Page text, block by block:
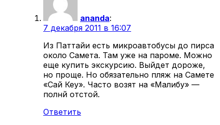
ananda:
7 декабря 2011 в 16:07
Из Паттайи есть микроавтобусы до пирса
около Самета. Там уже на пароме. Можно
еще купить экскурсию. Выйдет дороже,
но проще. Но обязательно пляж на Самете
«Сай Кеу». Часто возят на «Малибу» —
полнй отстой.
Ответить